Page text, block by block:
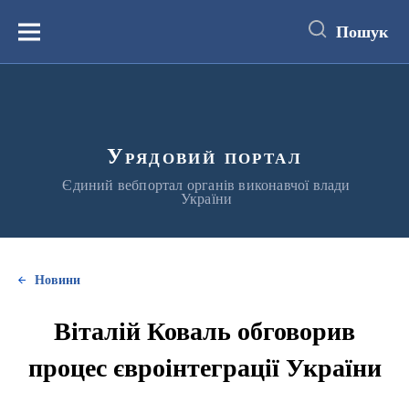
вмістуМеню Пошук
Урядовий портал
Єдиний вебпортал органів виконавчої влади
України
Новини
Віталій Коваль обговорив
процес євроінтеграції України